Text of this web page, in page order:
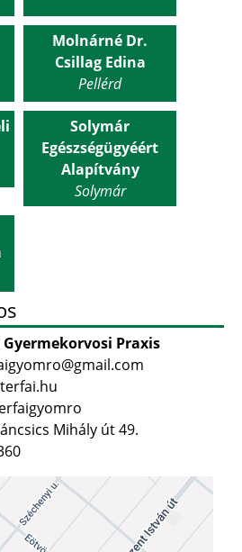
Molnárné Dr.
Csillag Edina
Pellérd
Solymár
Egészségügyéért
Alapítvány
Solymár
Gyermekorvosi Praxis
Mihály út 49.